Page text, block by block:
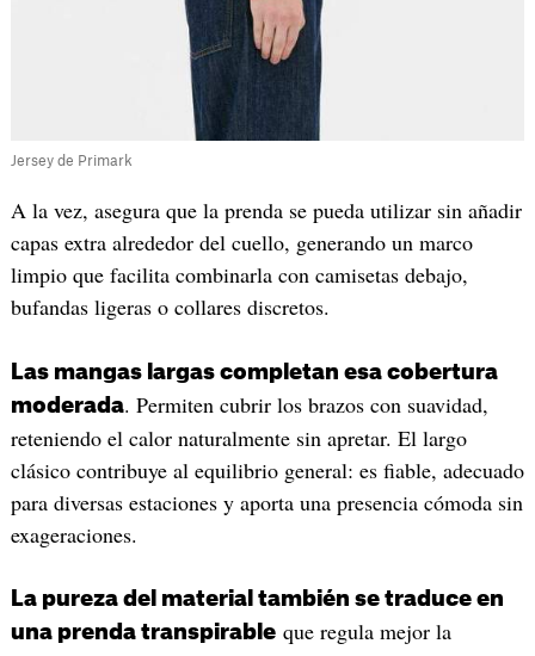
Jersey de Primark
A la vez, asegura que la prenda se pueda utilizar sin añadir
capas extra alrededor del cuello, generando un marco
limpio que facilita combinarla con camisetas debajo,
bufandas ligeras o collares discretos.
Las mangas largas completan esa cobertura
moderada. Permiten cubrir los brazos con suavidad,
reteniendo el calor naturalmente sin apretar. El largo
clásico contribuye al equilibrio general: es fiable, adecuado
para diversas estaciones y aporta una presencia cómoda sin
exageraciones.
La pureza del material también se traduce en
una prenda transpirableque regula mejor la